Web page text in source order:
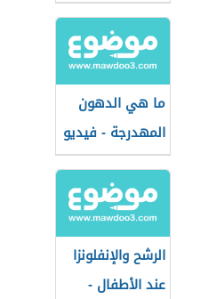
ما هي الدهون
المهدرجة - فيديو
الرشح والإنفلونزا
عند الأطفال -